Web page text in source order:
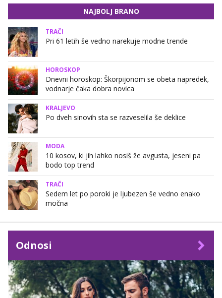
NAJBOLJ BRANO
TRAČI
Pri 61 letih še vedno narekuje modne trende
HOROSKOP
Dnevni horoskop: Škorpijonom se obeta napredek,
vodnarje čaka dobra novica
KRALJEVO
Po dveh sinovih sta se razveselila še deklice
MODA
10 kosov, ki jih lahko nosiš že avgusta, jeseni pa
bodo top trend
TRAČI
Sedem let po poroki je ljubezen še vedno enako
močna
Odnosi